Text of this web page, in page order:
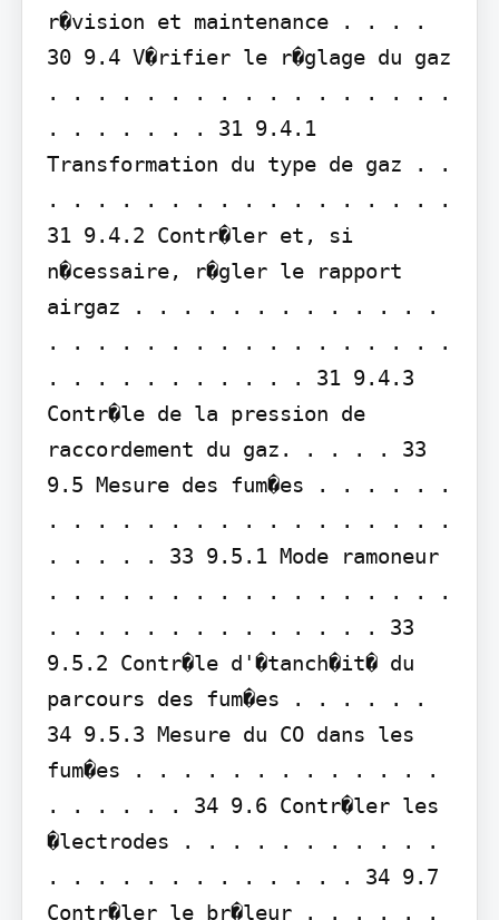
r�vision et maintenance . . . .
30 9.4 V�rifier le r�glage du gaz
. . . . . . . . . . . . . . . . .
. . . . . . . 31 9.4.1
Transformation du type de gaz . .
. . . . . . . . . . . . . . . . .
31 9.4.2 Contr�ler et, si
n�cessaire, r�gler le rapport
airgaz . . . . . . . . . . . . .
. . . . . . . . . . . . . . . . .
. . . . . . . . . . . 31 9.4.3
Contr�le de la pression de
raccordement du gaz. . . . . 33
9.5 Mesure des fum�es . . . . . .
. . . . . . . . . . . . . . . . .
. . . . . 33 9.5.1 Mode ramoneur
. . . . . . . . . . . . . . . . .
. . . . . . . . . . . . . . 33
9.5.2 Contr�le d'�tanch�it� du
parcours des fum�es . . . . . .
34 9.5.3 Mesure du CO dans les
fum�es . . . . . . . . . . . . .
. . . . . . 34 9.6 Contr�ler les
�lectrodes . . . . . . . . . . .
. . . . . . . . . . . . . 34 9.7
Contr�ler le br�leur . . . . . .